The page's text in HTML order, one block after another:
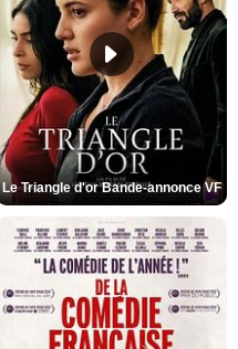
Le Triangle d'or Bande-annonce VF